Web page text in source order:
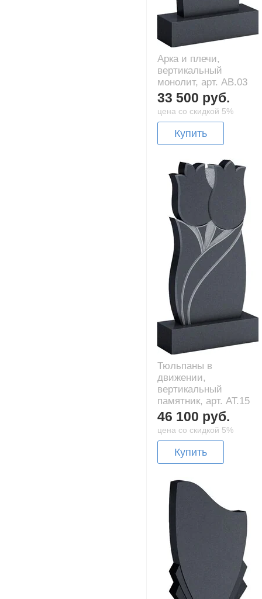
Арка и плечи,
вертикальный
монолит, арт. AB.03
33 500 руб.
цена со скидкой 5%
Купить
Тюльпаны в
движении,
вертикальный
памятник, арт. AT.15
46 100 руб.
цена со скидкой 5%
Купить